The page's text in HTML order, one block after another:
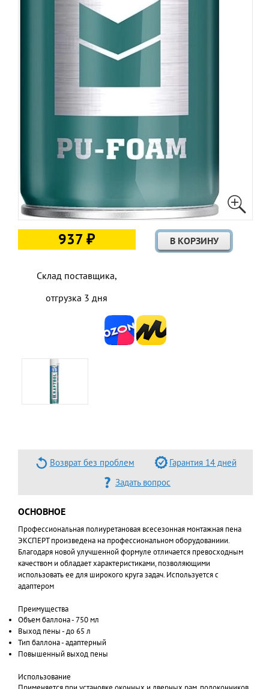
937 ₽
Склад поставщика,
отгрузка 3 дня
Возврат без проблем
Гарантия 14 дней
Задать вопрос
ОСНОВНОЕ
Профессиональная полиуретановая всесезонная монтажная пена
ЭКСПЕРТ произведена на профессиональном оборудованиии.
Благодаря новой улучшенной формуле отличается превосходным
качеством и обладает характеристиками, позволяющими
использовать ее для широкого круга задач. Используется с
адаптером
Преимущества
Объем баллона - 750 мл
Выход пены - до 65 л
Тип баллона - адаптерный
Повышенный выход пены
Использование